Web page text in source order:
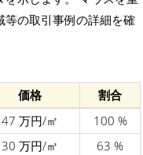
等の取引事例の詳細を確
価格
割合
47 万円/㎡
100 %
30 万円/㎡
63 %